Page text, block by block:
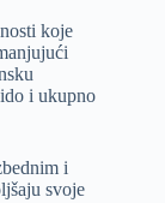
koje
i ukupno
i
svoje